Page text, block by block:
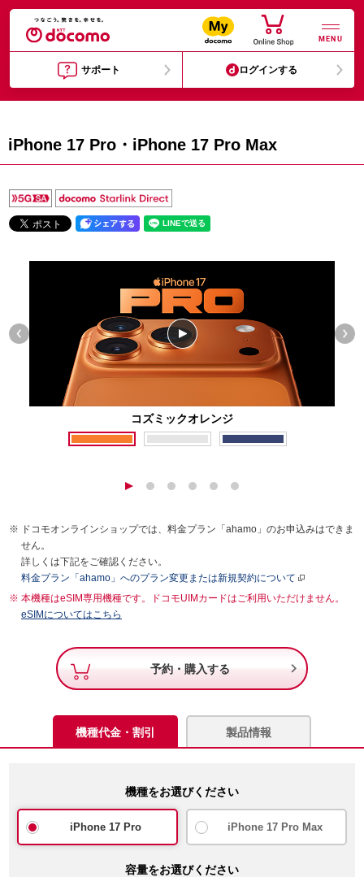
MENU
サポート ログインする
iPhone 17 Pro・iPhone 17 Pro Max
コズミックオレンジ
ドコモオンラインショップでは、料金プラン「ahamo」のお申込みはできま
せん。
詳しくは下記をご確認ください。
料金プラン「ahamo」へのプラン変更または新規契約について
本機種はeSIM専用機種です。ドコモUIMカードはご利用いただけません。
eSIMについてはこちら
予約・購入する 
機種代金・割引 製品情報
機種をお選びください
iPhone 17 Pro iPhone 17 Pro Max
容量をお選びください